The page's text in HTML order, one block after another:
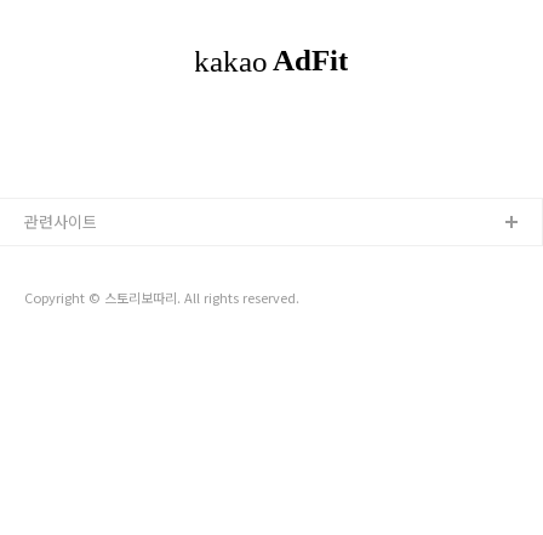
을 잘 섞어준 후 열기를 식혀주세요. 열기를 식힌..
Copyright © 스토리보따리. All rights reserved.
관련사이트